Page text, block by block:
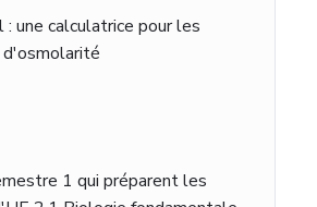
: une calculatrice pour les
d'osmolarité
1 qui préparent les